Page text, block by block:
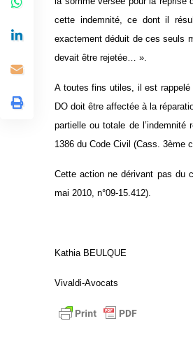
cette indemnité, ce dont il
exactement déduit de ces seuls
devait être rejetée… ».
A toutes fins utiles, il est rappelé
DO doit être affectée à la
partielle ou totale de l’indemnité
1386 du Code Civil (Cass. 3ème
Cette action ne dérivant pas du
mai 2010, n°09-15.412).
Kathia BEULQUE
Vivaldi-Avocats